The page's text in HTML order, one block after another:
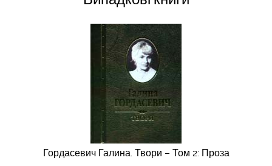
Гордасевич Галина. Твори – Том 2: Проза